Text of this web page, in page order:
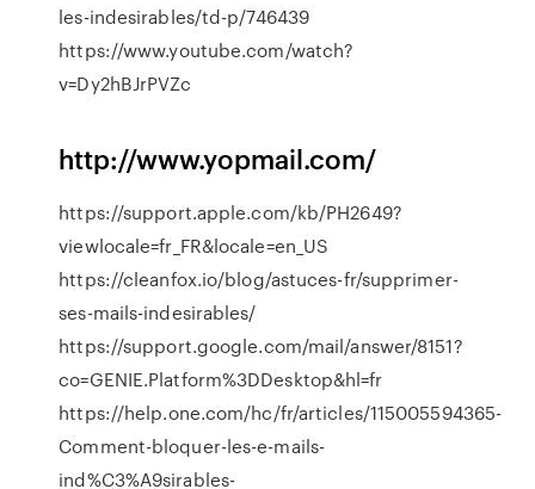
les-indesirables/td-p/746439
https://www.youtube.com/watch?
v=Dy2hBJrPVZc
http://www.yopmail.com/
https://support.apple.com/kb/PH2649?
viewlocale=fr_FR&locale=en_US
https://cleanfox.io/blog/astuces-fr/supprimer-
ses-mails-indesirables/
https://support.google.com/mail/answer/8151?
co=GENIE.Platform%3DDesktop&hl=fr
https://help.one.com/hc/fr/articles/115005594365-
Comment-bloquer-les-e-mails-
ind%C3%A9sirables-